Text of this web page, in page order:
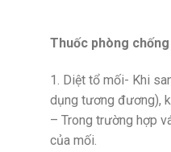
Thuốc phòng
1. Diệt tổ mối- Khi
dụng tương đương),
– Trong trường hợp
của mối.